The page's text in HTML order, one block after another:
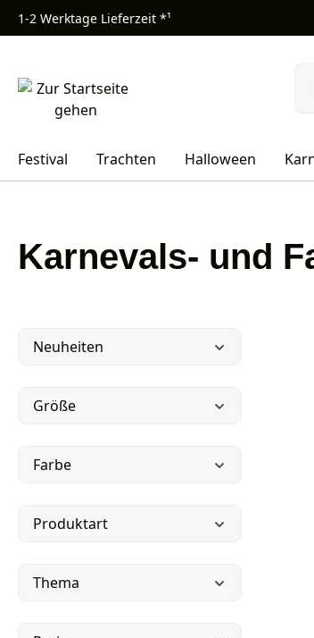
Hauptinhalt springen
Zur Suche springen
Zur Hauptnavigation springen
1-2 Werktage Lieferzeit *¹
Festival Trachten Halloween
Karnevals- und
Neuheiten
Größe
Farbe
Produktart
Thema